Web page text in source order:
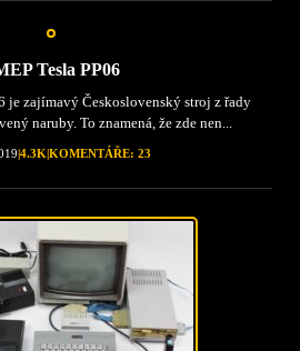
Tesla PP06
je zajímavý Československý stroj z řady
naruby. To znamená, že zde nen...
|4.3K|KOMENTÁŘE: 23